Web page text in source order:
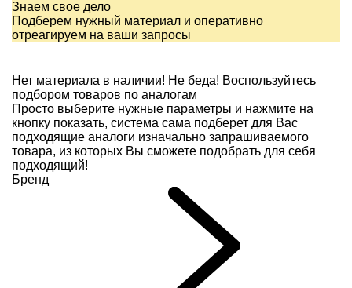
Знаем свое дело
Подберем нужный материал и оперативно
отреагируем на ваши запросы
Нет материала в наличии! Не беда! Воспользуйтесь
подбором товаров по аналогам
Просто выберите нужные параметры и нажмите на
кнопку показать, система сама подберет для Вас
подходящие аналоги изначально запрашиваемого
товара, из которых Вы сможете подобрать для себя
подходящий!
Бренд